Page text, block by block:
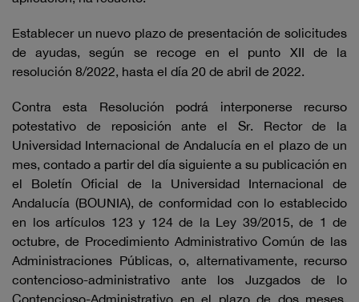
Establecer un nuevo plazo de presentación de solicitudes
de ayudas, según se recoge en el punto XII de la
resolución 8/2022, hasta el día 20 de abril de 2022.
Contra esta Resolución podrá interponerse recurso
potestativo de reposición ante el Sr. Rector de la
Universidad Internacional de Andalucía en el plazo de un
mes, contado a partir del día siguiente a su publicación en
el Boletín Oficial de la Universidad Internacional de
Andalucía (BOUNIA), de conformidad con lo establecido
en los artículos 123 y 124 de la Ley 39/2015, de 1 de
octubre, de Procedimiento Administrativo Común de las
Administraciones Públicas, o, alternativamente, recurso
contencioso-administrativo ante los Juzgados de lo
Contencioso-Administrativo en el plazo de dos meses,